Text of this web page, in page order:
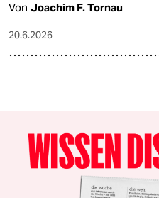
Von Joachim F. Tornau
20.6.2026